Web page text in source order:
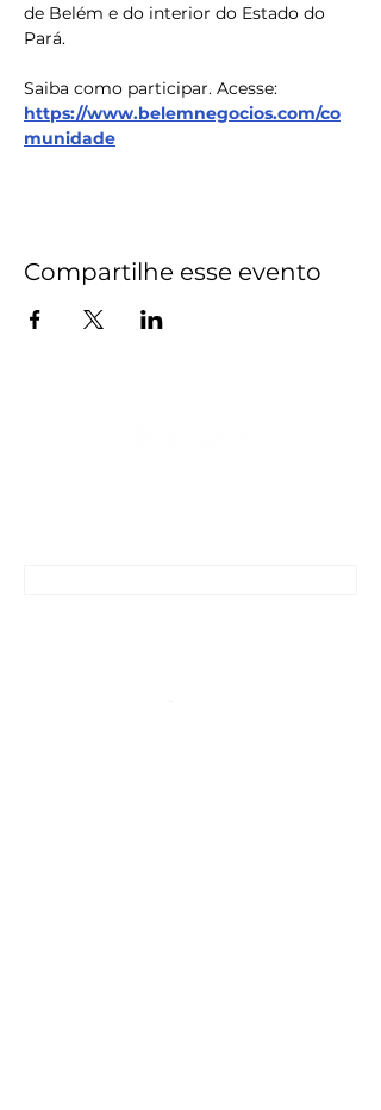
de Belém e do interior do Estado do
Pará.
Saiba como participar. Acesse:
https://www.belemnegocios.com/co
munidade
Compartilhe esse evento